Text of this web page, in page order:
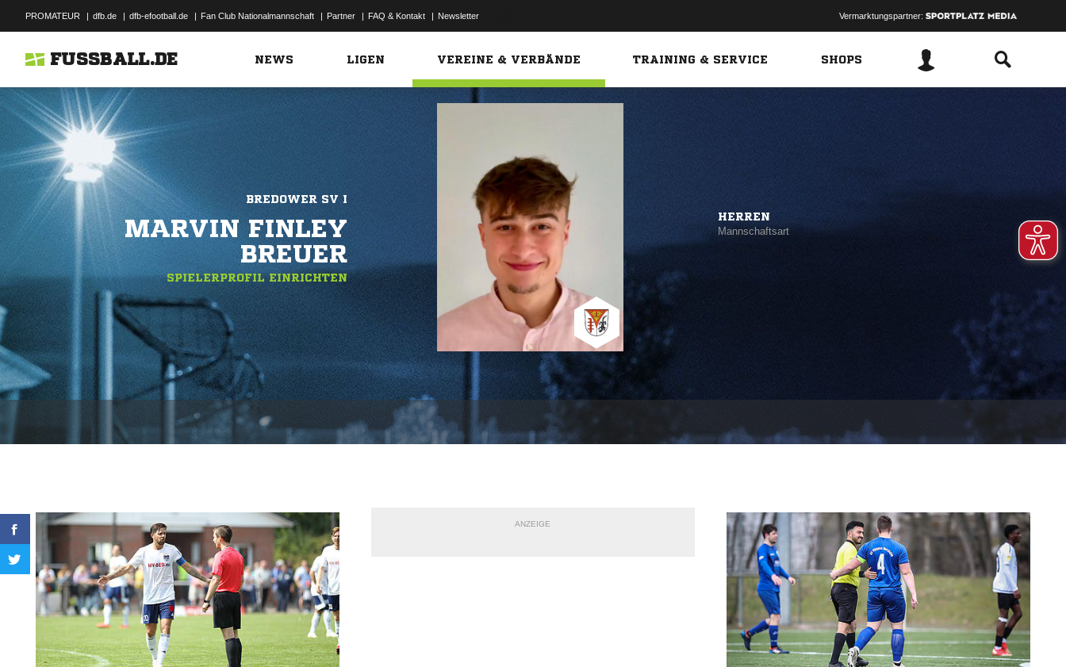
PROMATEUR | dfb.de | dfb-efootball.de | Fan Club Nationalmannschaft | Partner | FAQ & Kontakt | Newsletter Vermarktungspartner:
FUSSBALL.DE NEWS LIGEN VEREINE & VERBÄNDE TRAINING & SERVICE SHOPS
BREDOWER SV I
MARVIN FINLEY
BREUER
SPIELERPROFIL EINRICHTEN
HERREN
Mannschaftsart
ANZEIGE